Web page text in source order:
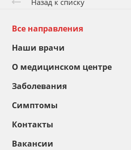
Назад к списку
Все направления
Наши врачи
О медицинском центре
Заболевания
Симптомы
Контакты
Вакансии